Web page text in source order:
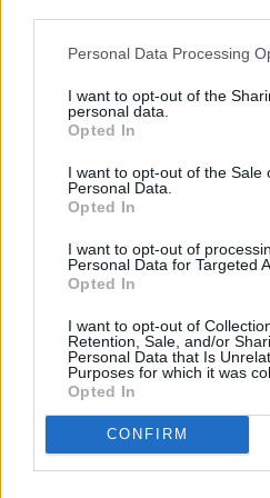
negar su consentimiento. Tenga
de su consentimiento, pero
rechazar tal procesamiento. Sus
cualquier momento entrando de
visitando nuestra política de
Personal Data Processing
I want to opt-out of the
personal data.
Opted In
I want to opt-out of the Sale
Personal Data.
Opted In
I want to opt-out of
Personal Data for Targeted
Opted In
I want to opt-out of
Retention, Sale, and/or
Personal Data that Is
Purposes for which it was
Opted In
CONFIRM